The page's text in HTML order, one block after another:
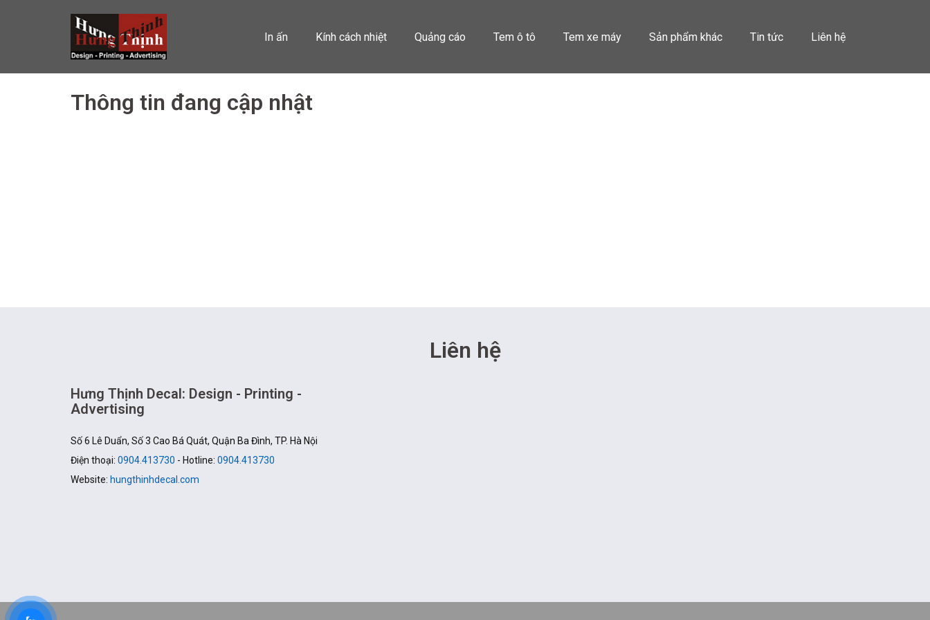
In ấn Kính cách nhiệt Quảng cáo Tem ô tô Tem xe máy Sản phẩm khác Tin tức Liên hệ
Thông tin đang cập nhật
Liên hệ
Hưng Thịnh Decal: Design - Printing -
Advertising
Số 6 Lê Duẩn, Số 3 Cao Bá Quát, Quận Ba Đình, TP. Hà Nội
Điện thoại: 0904.413730 - Hotline: 0904.413730
Website: hungthinhdecal.com